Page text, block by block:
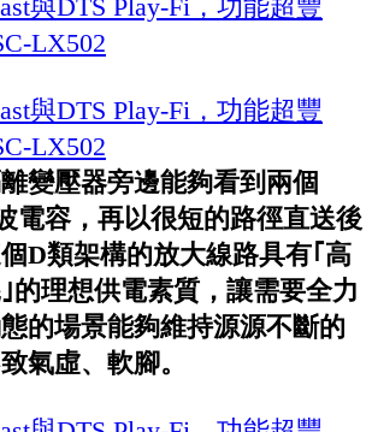
變壓器旁邊能夠看到兩個
電容，再以很短的路徑直送後
D類架構的放大線路具有｢高
的理想供電素質，讓需要全力
的場景能夠維持源源不斷的
氣虛、軟腳。